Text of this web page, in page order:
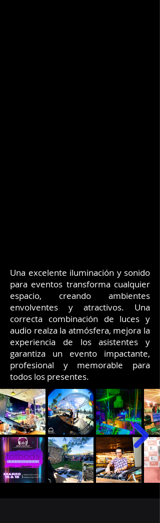
Una excelente iluminación y sonido
para eventos transforma cualquier
espacio, creando ambientes
envolventes y atractivos. Una
correcta combinación de luces y
audio realza la atmósfera, mejora la
experiencia de los asistentes y
garantiza un evento impactante,
profesional y memorable para
todos los presentes.